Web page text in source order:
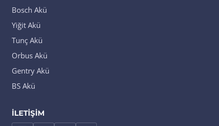
Bosch Akü
Yiğit Akü
Tunç Akü
Orbus Akü
Gentry Akü
BS Akü
İLETIŞIM